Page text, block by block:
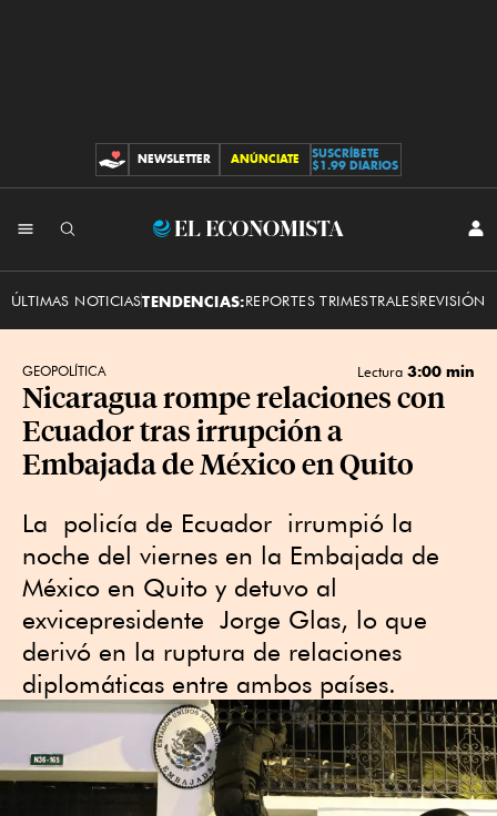
CONTRIBUCIONES
NEWSLETTER ANÚNCIATE
SUSCRÍBETE
$1.99 DIARIOS
El
ÚLTIMAS NOTICIASTENDENCIAS:REPORTES TRIMESTRALESREVISIÓN
GEOPOLÍTICA Lectura 3:00 min
Nicaragua rompe relaciones con
Ecuador tras irrupción a
Embajada de México en Quito
La policía de Ecuador irrumpió la
noche del viernes en la Embajada de
México en Quito y detuvo al
exvicepresidente Jorge Glas, lo que
derivó en la ruptura de relaciones
diplomáticas entre ambos países.